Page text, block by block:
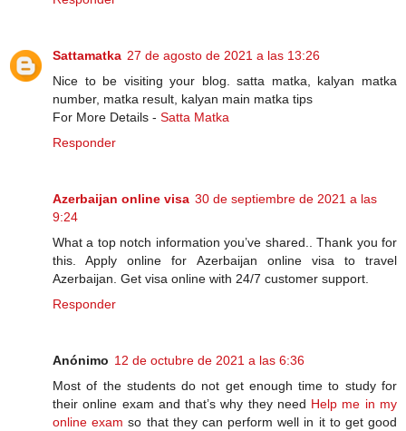
Sattamatka 27 de agosto de 2021 a las 13:26
Nice to be visiting your blog. satta matka, kalyan matka
number, matka result, kalyan main matka tips
For More Details - Satta Matka
Responder
Azerbaijan online visa 30 de septiembre de 2021 a las
9:24
What a top notch information you’ve shared.. Thank you for
this. Apply online for Azerbaijan online visa to travel
Azerbaijan. Get visa online with 24/7 customer support.
Responder
Anónimo 12 de octubre de 2021 a las 6:36
Most of the students do not get enough time to study for
their online exam and that’s why they need Help me in my
online exam so that they can perform well in it to get good